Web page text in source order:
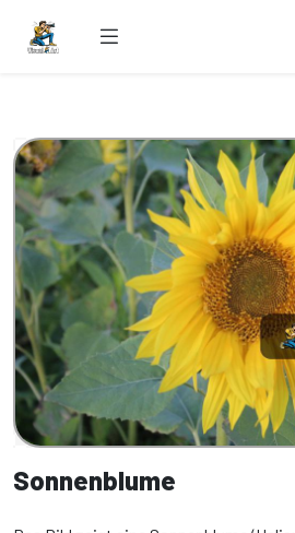
Sonnenblume